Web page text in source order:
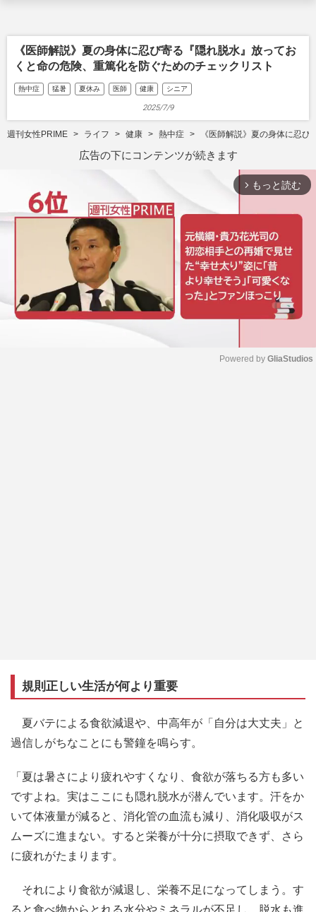
《医師解説》夏の身体に忍び寄る『隠れ脱水』放ってお
くと命の危険、重篤化を防ぐためのチェックリスト
熱中症 猛暑 夏休み 医師 健康 シニア
2025/7/9
週刊女性PRIME ライフ 健康 熱中症 《医師解説》夏の身体に忍
広告の下にコンテンツが続きます
arrow_forward_ios もっと読む
Powered by GliaStudios
規則正しい生活が何より重要
夏バテによる食欲減退や、中高年が「自分は大丈夫」と
過信しがちなことにも警鐘を鳴らす。
「夏は暑さにより疲れやすくなり、食欲が落ちる方も多い
ですよね。実はここにも隠れ脱水が潜んでいます。汗をか
いて体液量が減ると、消化管の血流も減り、消化吸収がス
ムーズに進まない。すると栄養が十分に摂取できず、さら
に疲れがたまります。
それにより食欲が減退し、栄養不足になってしまう。す
ると食べ物からとれる水分やミネラルが不足し、脱水も進